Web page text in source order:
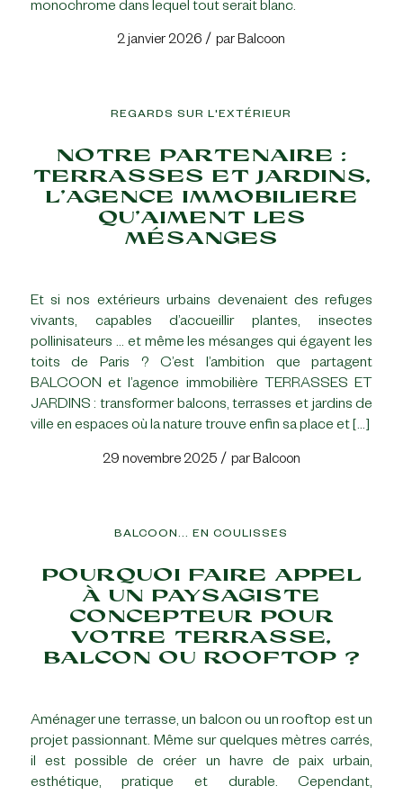
monochrome dans lequel tout serait blanc.
2 janvier 2026 / parBalcoon
REGARDS SUR L'EXTÉRIEUR
NOTRE PARTENAIRE :
TERRASSES ET JARDINS,
L’AGENCE IMMOBILIERE
QU’AIMENT LES
MÉSANGES
Et si nos extérieurs urbains devenaient des refuges
vivants, capables d’accueillir plantes, insectes
pollinisateurs … et même les mésanges qui égayent les
toits de Paris ? C’est l’ambition que partagent
BALCOON et l’agence immobilière TERRASSES ET
JARDINS : transformer balcons, terrasses et jardins de
ville en espaces où la nature trouve enfin sa place et […]
29 novembre 2025 / parBalcoon
BALCOON... EN COULISSES
POURQUOI FAIRE APPEL
À UN PAYSAGISTE
CONCEPTEUR POUR
VOTRE TERRASSE,
BALCON OU ROOFTOP ?
Aménager une terrasse, un balcon ou un rooftop est un
projet passionnant. Même sur quelques mètres carrés,
il est possible de créer un havre de paix urbain,
esthétique, pratique et durable. Cependant,